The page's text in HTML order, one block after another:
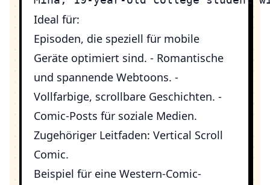
Ideal für:
Episoden, die speziell für mobile
Geräte optimiert sind. - Romantische
und spannende Webtoons. -
Vollfarbige, scrollbare Geschichten. -
Comic-Posts für soziale Medien.
Zugehöriger Leitfaden: Vertical Scroll
Comic.
Beispiel für eine Western-Comic-